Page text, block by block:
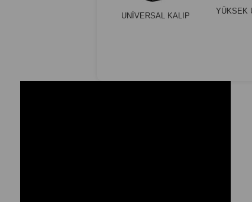
UNİVERSAL KALIP
YÜKSEK